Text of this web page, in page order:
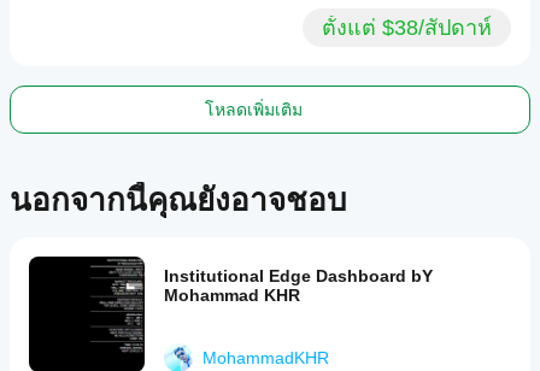
ตั้งแต่ $38/สัปดาห์
โหลดเพิ่มเติม
นอกจากนี้คุณยังอาจชอบ
Institutional Edge Dashboard bY
Mohammad KHR
MohammadKHR